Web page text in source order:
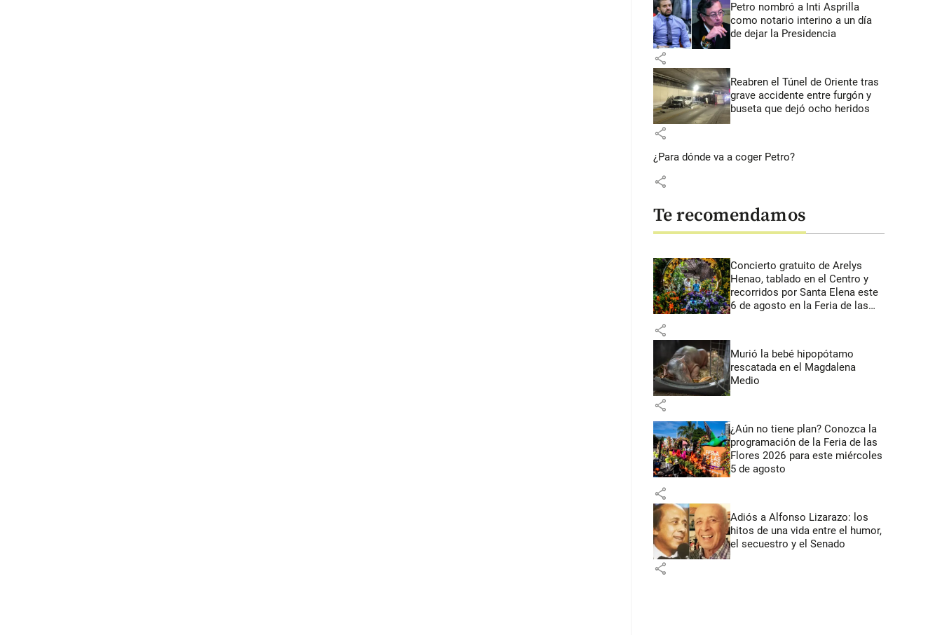
Petro nombró a Inti Asprilla
como notario interino a un día
de dejar la Presidencia
share
Reabren el Túnel de Oriente tras
grave accidente entre furgón y
buseta que dejó ocho heridos
share
¿Para dónde va a coger Petro?
share
Te recomendamos
Concierto gratuito de Arelys
Henao, tablado en el Centro y
recorridos por Santa Elena este
6 de agosto en la Feria de las
share
Murió la bebé hipopótamo
rescatada en el Magdalena
Medio
share
¿Aún no tiene plan? Conozca la
programación de la Feria de las
Flores 2026 para este miércoles
5 de agosto
share
Adiós a Alfonso Lizarazo: los
hitos de una vida entre el humor,
el secuestro y el Senado
share